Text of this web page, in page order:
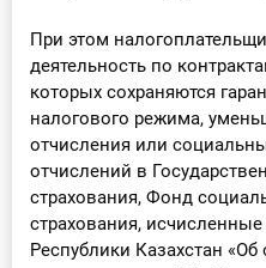
При этом
деятельность по
которых сохраняются
налогового режима,
отчисления или
отчислений в
страхования, Фонд
страхования,
Республики Казахстан